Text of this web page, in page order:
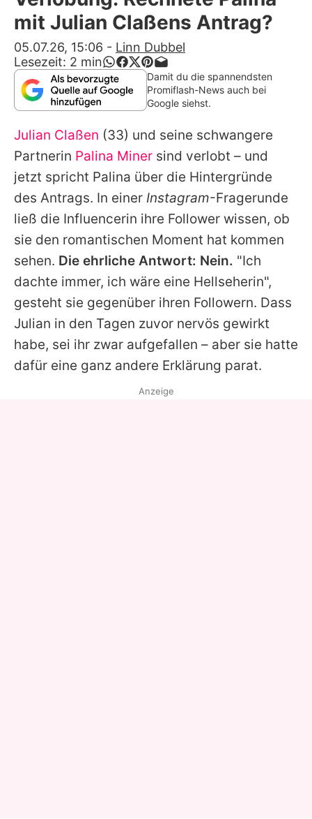
Alle Themen auf Promiflash
App runterladen
Team
Redaktionelle Richtlinien
Impressum
Nutzungsbedingungen
Utiq verwalten
mit Julian Claßens Antrag?
05.07.26, 15:06 - Linn Dubbel
Lesezeit: 2 min
Damit du die spannendsten
Promiflash-News auch bei
Google siehst.
Julian Claßen (33) und seine schwangere
Partnerin Palina Miner sind verlobt – und
jetzt spricht Palina über die Hintergründe
des Antrags. In einer Instagram-Fragerunde
ließ die Influencerin ihre Follower wissen, ob
sie den romantischen Moment hat kommen
sehen. Die ehrliche Antwort: Nein. "Ich
dachte immer, ich wäre eine Hellseherin",
gesteht sie gegenüber ihren Followern. Dass
Julian in den Tagen zuvor nervös gewirkt
habe, sei ihr zwar aufgefallen – aber sie hatte
dafür eine ganz andere Erklärung parat.
Anzeige